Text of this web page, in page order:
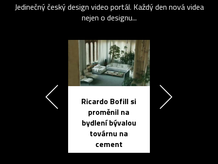
Jedinečný český design video portál. Každý den nová videa
nejen o designu...
Ricardo Bofill si
proměnil na
bydlení bývalou
továrnu na
cement